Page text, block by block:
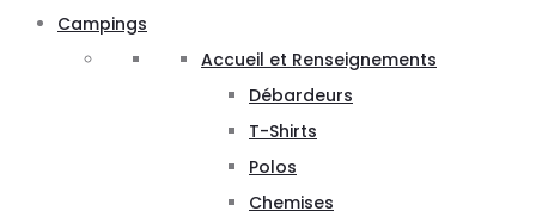
Campings
Accueil et Renseignements
Débardeurs
T-Shirts
Polos
Chemises